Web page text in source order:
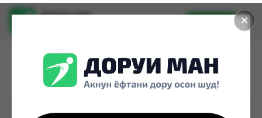
✕
Доруи ман
Установить